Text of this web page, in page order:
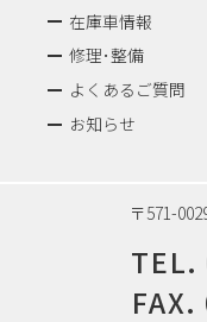
在庫車情報
修理･整備
よくあるご質問
お知らせ
〒571-
TEL.